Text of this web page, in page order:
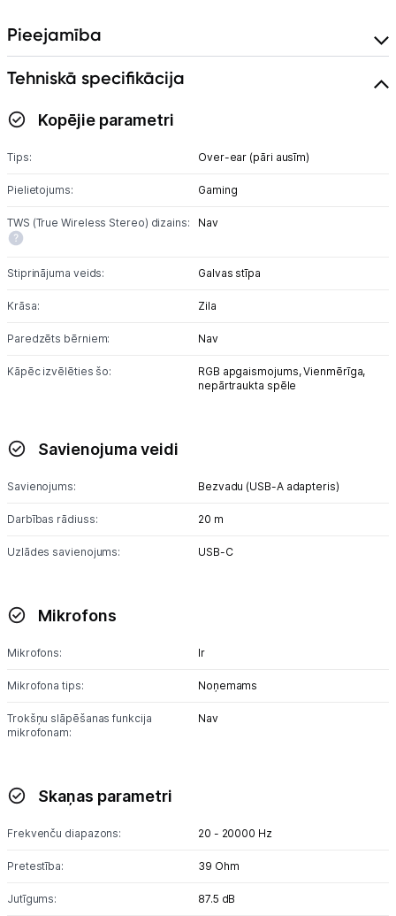
Blogs
Piegāde un apmaksa
Uzņēmumiem
Informācija
Pieejamība
Tehniskā specifikācija
Kopējie parametri
Tips: Over-ear (pāri ausīm)
Pielietojums: Gaming
TWS (True Wireless Stereo) dizains: Nav
Stiprinājuma veids: Galvas stīpa
Krāsa: Zila
Paredzēts bērniem: Nav
Kāpēc izvēlēties šo: RGB apgaismojums,Vienmērīga,
nepārtraukta spēle
Savienojuma veidi
Savienojums: Bezvadu (USB-A adapteris)
Darbības rādiuss: 20 m
Uzlādes savienojums: USB-C
Mikrofons
Mikrofons: Ir
Mikrofona tips: Noņemams
Trokšņu slāpēšanas funkcija
mikrofonam:
Nav
Skaņas parametri
Frekvenču diapazons: 20 - 20000 Hz
Pretestība: 39 Ohm
Jutīgums: 87.5 dB